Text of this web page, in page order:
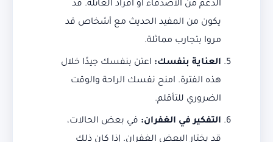
الدعم من الأصدقاء أو أفراد العائلة. قد
يكون من المفيد الحديث مع أشخاص قد
مروا بتجارب مماثلة.
العناية بنفسك: اعتن بنفسك جيدًا خلال
هذه الفترة. امنح نفسك الراحة والوقت
الضروري للتأقلم.
التفكير في الغفران: في بعض الحالات،
قد يختار البعض الغفران. إذا كان ذلك